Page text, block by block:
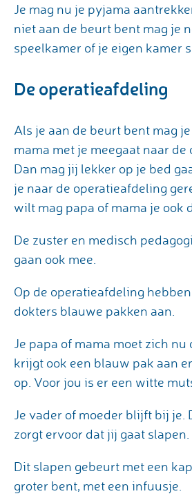
Je mag nu je pyjama
niet aan de beurt bent mag je
speelkamer of je eigen kamer
De operatieafdeling
Als je aan de beurt bent mag
mama met je meegaat naar
Dan mag jij lekker op je bed
je naar de operatieafdeling
wilt mag papa of mama je ook
De zuster en medisch
gaan ook mee.
Op de operatieafdeling
dokters blauwe pakken aan.
Je papa of mama moet zich nu
krijgt ook een blauw pak aan
op. Voor jou is er een witte
Je vader of moeder blijft bij je.
zorgt ervoor dat jij gaat slapen.
Dit slapen gebeurt met een
groter bent, met een infuusje.